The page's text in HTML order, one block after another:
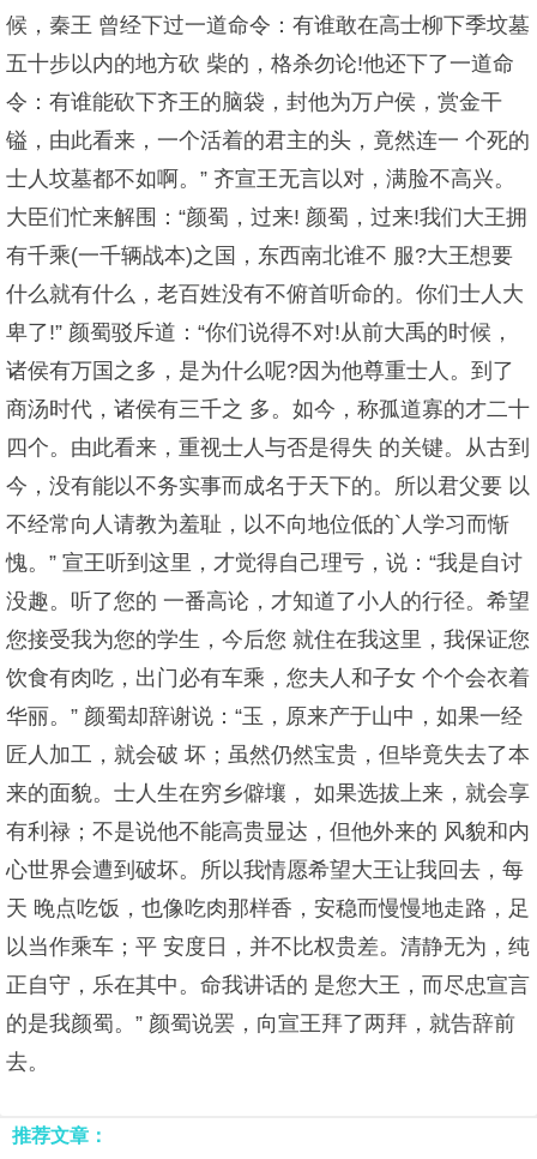
候，秦王 曾经下过一道命令：有谁敢在高士柳下季坟墓
五十步以内的地方砍 柴的，格杀勿论!他还下了一道命
令：有谁能砍下齐王的脑袋，封他为万户侯，赏金干
镒，由此看来，一个活着的君主的头，竟然连一 个死的
士人坟墓都不如啊。” 齐宣王无言以对，满脸不高兴。
大臣们忙来解围：“颜蜀，过来! 颜蜀，过来!我们大王拥
有千乘(一千辆战本)之国，东西南北谁不 服?大王想要
什么就有什么，老百姓没有不俯首听命的。你们士人大
卑了!” 颜蜀驳斥道：“你们说得不对!从前大禹的时候，
诸侯有万国之多，是为什么呢?因为他尊重士人。到了
商汤时代，诸侯有三千之 多。如今，称孤道寡的才二十
四个。由此看来，重视士人与否是得失 的关键。从古到
今，没有能以不务实事而成名于天下的。所以君父要 以
不经常向人请教为羞耻，以不向地位低的`人学习而惭
愧。” 宣王听到这里，才觉得自己理亏，说：“我是自讨
没趣。听了您的 一番高论，才知道了小人的行径。希望
您接受我为您的学生，今后您 就住在我这里，我保证您
饮食有肉吃，出门必有车乘，您夫人和子女 个个会衣着
华丽。” 颜蜀却辞谢说：“玉，原来产于山中，如果一经
匠人加工，就会破 坏；虽然仍然宝贵，但毕竟失去了本
来的面貌。士人生在穷乡僻壤， 如果选拔上来，就会享
有利禄；不是说他不能高贵显达，但他外来的 风貌和内
心世界会遭到破坏。所以我情愿希望大王让我回去，每
天 晚点吃饭，也像吃肉那样香，安稳而慢慢地走路，足
以当作乘车；平 安度日，并不比权贵差。清静无为，纯
正自守，乐在其中。命我讲话的 是您大王，而尽忠宣言
的是我颜蜀。” 颜蜀说罢，向宣王拜了两拜，就告辞前
去。
推荐文章：